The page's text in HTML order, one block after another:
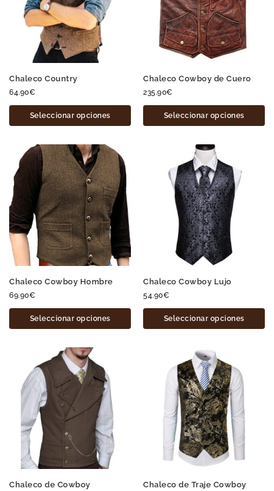
Chaleco Country
64.90€
Seleccionar opciones
Chaleco Cowboy de Cuero
235.90€
Seleccionar opciones
Chaleco Cowboy Hombre
69.90€
Seleccionar opciones
Chaleco Cowboy Lujo
54.90€
Seleccionar opciones
Chaleco de Cowboy Chaleco de Traje Cowboy